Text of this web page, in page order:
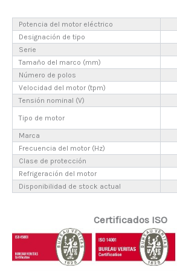
Potencia del motor eléctrico
Designación de tipo
Serie
Tamaño del marco (mm)
Número de polos
Velocidad del motor (tpm)
Tensión nominal (V)
Tipo de motor
Marca
Frecuencia del motor (Hz)
Clase de protección
Refrigeración del motor
Disponibilidad de stock actual
Certificados ISO